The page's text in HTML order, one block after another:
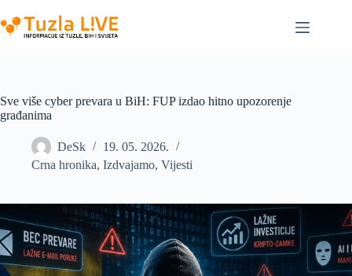
to
content
Sve više cyber prevara u BiH: FUP izdao hitno upozorenje
građanima
DeSk
19. 05. 2026.
Crna hronika, Izdvajamo, Vijesti